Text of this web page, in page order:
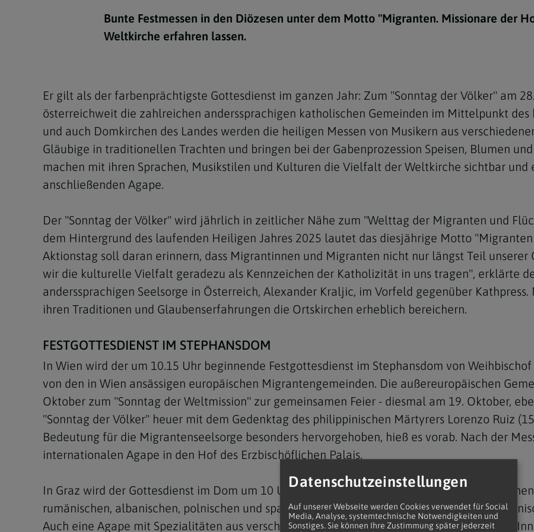
Fastenzeit
Christi Himmelfahrt
Pfingsten
Fronleichnam
Erntedank
Allerheiligen und Allerseelen
Navigation schließen
Telefonseelsorge
Konservatorium für
Kirchenmusik
Theologische Kurse
Navigation schließen
Personen
Anderssprachige Gemeinden
Organigramm
Meldungsarchiv
Navigation schließen
Bunte Festmessen in den Diözesen unter dem Motto "Migranten. Missionare der
Weltkirche erfahren lassen.
Er gilt als der farbenprächtigste Gottesdienst im ganzen Jahr: Zum "Sonntag der Völker" am
österreichweit die zahlreichen anderssprachigen katholischen Gemeinden im Mittelpunkt des
und auch Domkirchen des Landes werden die heiligen Messen von Musikern aus
Gläubige in traditionellen Trachten und bringen bei der Gabenprozession Speisen, Blumen
machen mit ihren Sprachen, Musikstilen und Kulturen die Vielfalt der Weltkirche sichtbar
anschließenden Agape.
Der "Sonntag der Völker" wird jährlich in zeitlicher Nähe zum "Welttag der Migranten und
dem Hintergrund des laufenden Heiligen Jahres 2025 lautet das diesjährige Motto
Aktionstag soll daran erinnern, dass Migrantinnen und Migranten nicht nur längst Teil unserer
wir die kulturelle Vielfalt geradezu als Kennzeichen der Katholizität in uns tragen", erklärte
anderssprachigen Seelsorge in Österreich, Alexander Kraljic, im Vorfeld gegenüber
ihren Traditionen und Glaubenserfahrungen die Ortskirchen erheblich bereichern.
FESTGOTTESDIENST IM STEPHANSDOM
In Wien wird der um 10.15 Uhr beginnende Festgottesdienst im Stephansdom von
von den in Wien ansässigen europäischen Migrantengemeinden. Die außereuropäischen
Oktober zum "Sonntag der Weltmission" zur gemeinsamen Feier - diesmal am 19. Oktober,
"Sonntag der Völker" heuer mit dem Gedenktag des philippinischen Märtyrers Lorenzo Ruiz
Bedeutung für die Migrantenseelsorge besonders hervorgehoben, hieß es vorab. Nach der
internationalen Agape in den Hof des Erzbischöflichen Palais.
In Graz wird der Gottesdienst im Dom um 10 Uhr gefeiert. Mitgestaltet wird er von
rumänischen, albanischen, polnischen und spanischsprachigen Gemeinden sowie von
Auch eine Agape mit Spezialitäten aus verschiedenen Herkunftsländern ist vorgesehen. Im
Datenschutzeinstellungen
Auf unserer Webseite werden Cookies verwendet für Social
Media, Analyse, systemtechnische Notwendigkeiten und
Sonstiges. Sie können Ihre Zustimmung später jederzeit